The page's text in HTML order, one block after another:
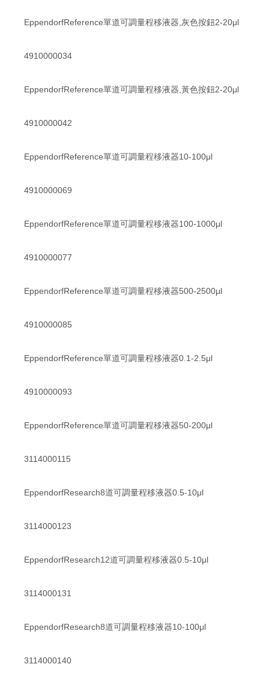
EppendorfReference單道可調量程移液器,灰色按鈕2-20μl
4910000034
EppendorfReference單道可調量程移液器,黃色按鈕2-20μl
4910000042
EppendorfReference單道可調量程移液器10-100μl
4910000069
EppendorfReference單道可調量程移液器100-1000μl
4910000077
EppendorfReference單道可調量程移液器500-2500μl
4910000085
EppendorfReference單道可調量程移液器0.1-2.5μl
4910000093
EppendorfReference單道可調量程移液器50-200μl
3114000115
EppendorfResearch8道可調量程移液器0.5-10μl
3114000123
EppendorfResearch12道可調量程移液器0.5-10μl
3114000131
EppendorfResearch8道可調量程移液器10-100μl
3114000140